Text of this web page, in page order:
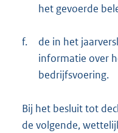
het gevoerde
f.
de in het
informatie over
bedrijfsvoering.
Bij het besluit tot
de volgende,